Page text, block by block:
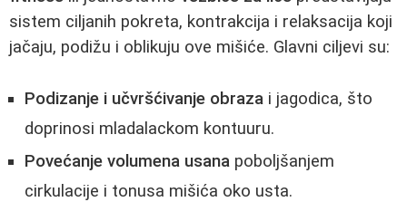
sistem ciljanih pokreta, kontrakcija i relaksacija koji
jačaju, podižu i oblikuju ove mišiće. Glavni ciljevi su:
Podizanje i učvršćivanje obraza i jagodica, što
doprinosi mladalackom kontuuru.
Povećanje volumena usana poboljšanjem
cirkulacije i tonusa mišića oko usta.